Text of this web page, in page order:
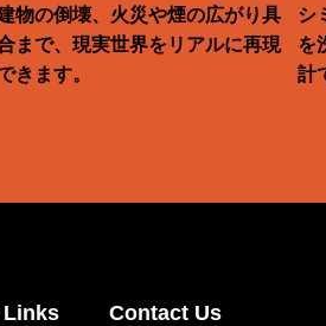
物の倒壊、火災や煙の広がり具
まで、現実世界をリアルに再現
きます。
シ
を
計
Contact Us